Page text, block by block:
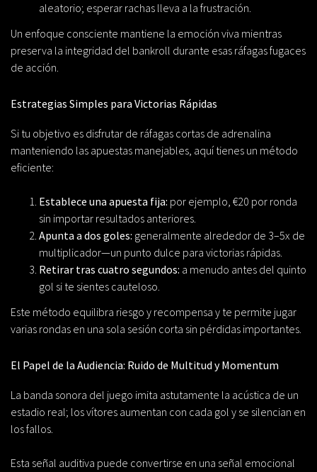
aleatorio; esperar rachas lleva a la frustración.
Un enfoque consciente mantiene la emoción viva mientras
preserva la integridad del bankroll durante esas ráfagas fugaces
de acción.
Estrategias Simples para Victorias Rápidas
Si tu objetivo es disfrutar de ráfagas cortas de adrenalina
manteniendo las apuestas manejables, aquí tienes un método
eficiente:
Establece una apuesta fija: por ejemplo, €20 por ronda
sin importar resultados anteriores.
Apunta a dos goles: generalmente alrededor de 3–5x de
multiplicador—un punto dulce para victorias rápidas.
Retirar tras cuatro segundos: a menudo antes del quinto
gol si te sientes cauteloso.
Este método equilibra riesgo y recompensa y te permite jugar
varias rondas en una sola sesión corta sin pérdidas importantes.
El Papel de la Audiencia: Ruido de Multitud y Momentum
La banda sonora del juego imita astutamente la acústica de un
estadio real; los vítores aumentan con cada gol y se silencian en
los fallos.
Esta señal auditiva puede convertirse en una señal emocional